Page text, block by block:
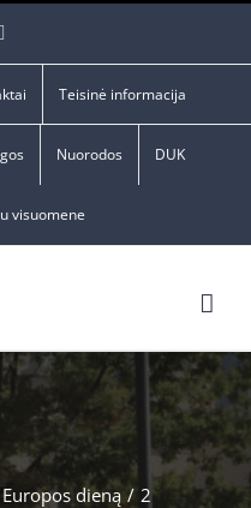
Teisinė informacija
Nuorodos DUK
visuomene
dieną / 2